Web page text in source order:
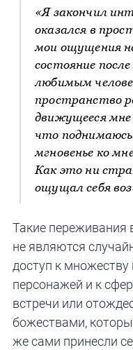
«Я закончил
оказался в
мои ощущения
состояние
любимым
пространство
движущееся мне
что
мгновенье ко
Как это ни
ощущал себя
Такие переживания
не являются
доступ к
персонажей и к
встречи или
божествами,
же сами принесли